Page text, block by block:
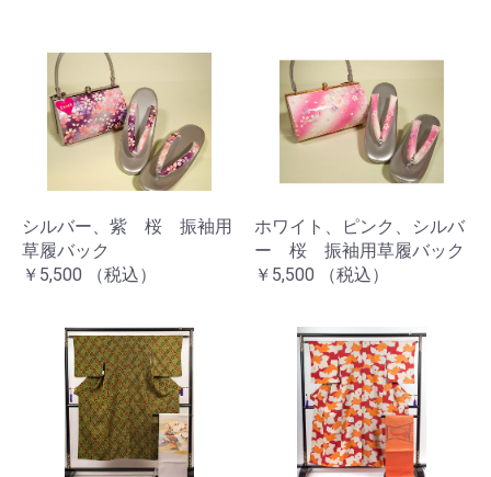
シルバー、紫 桜 振袖用
草履バック
￥5,500
（税込）
ホワイト、ピンク、シルバ
ー 桜 振袖用草履バック
￥5,500
（税込）